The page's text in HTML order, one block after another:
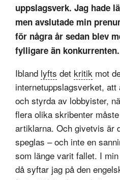
uppslagsverk. Jag hade
men avslutade min
för några år sedan blev
fylligare än konkurrenten.
Ibland lyfts det kritik mot
internetuppslagsverket,
och styrda av lobbyister,
flera olika skribenter
artiklarna. Och givetvis är
speglas – och inte en
som länge varit fallet. I
då syftar jag på den